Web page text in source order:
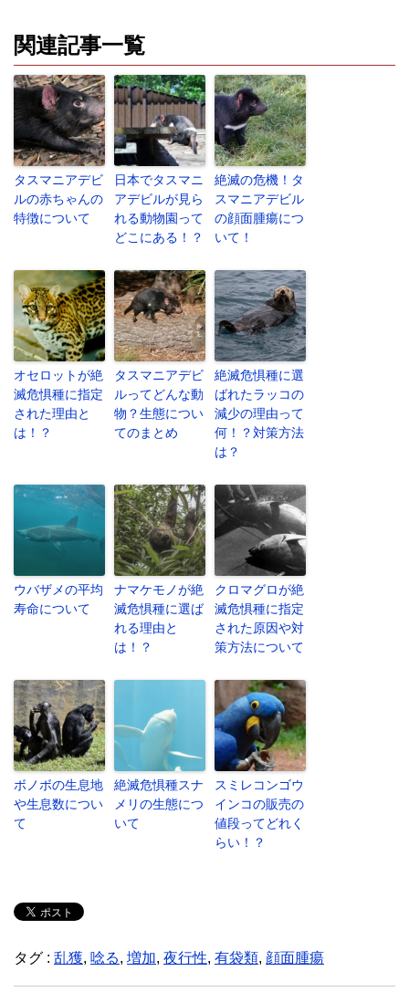
関連記事一覧
タスマニアデビ
ルの赤ちゃんの
特徴について
日本でタスマニ
アデビルが見ら
れる動物園って
どこにある！？
絶滅の危機！タ
スマニアデビル
の顔面腫瘍につ
いて！
オセロットが絶
滅危惧種に指定
された理由と
は！？
タスマニアデビ
ルってどんな動
物？生態につい
てのまとめ
絶滅危惧種に選
ばれたラッコの
減少の理由って
何！？対策方法
は？
ウバザメの平均
寿命について
ナマケモノが絶
滅危惧種に選ば
れる理由と
は！？
クロマグロが絶
滅危惧種に指定
された原因や対
策方法について
ボノボの生息地
や生息数につい
て
絶滅危惧種スナ
メリの生態につ
いて
スミレコンゴウ
インコの販売の
値段ってどれく
らい！？
タグ : 乱獲, 唸る, 増加, 夜行性, 有袋類, 顔面腫瘍